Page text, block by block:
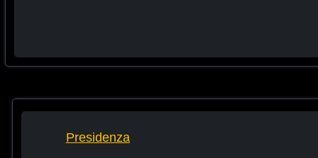
Presidenza